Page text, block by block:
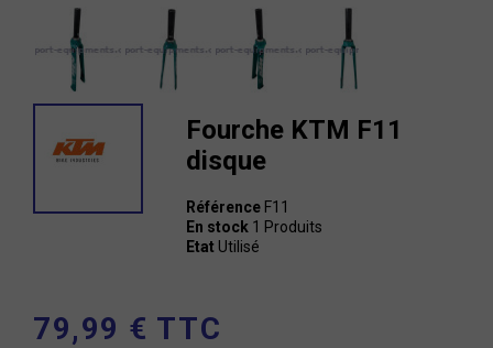
Fourche KTM F11
disque
Référence F11
En stock 1 Produits
Etat Utilisé
79,99 € TTC